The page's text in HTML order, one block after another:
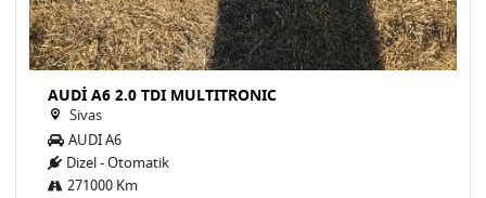
AUDİ A6 2.0 TDI MULTITRONIC
Sivas
AUDI A6
Dizel - Otomatik
271000 Km